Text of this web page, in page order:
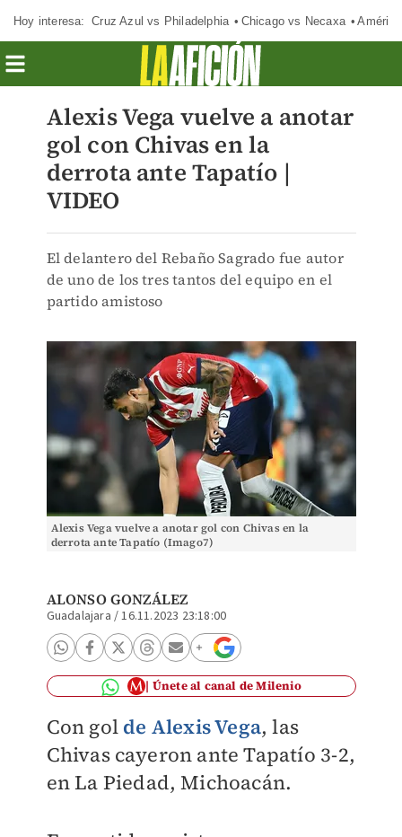
Hoy interesa: Cruz Azul vs Philadelphia Chicago vs Necaxa
Alexis Vega vuelve a anotar
gol con Chivas en la
derrota ante Tapatío |
VIDEO
El delantero del Rebaño Sagrado fue autor
de uno de los tres tantos del equipo en el
partido amistoso
Alexis Vega vuelve a anotar gol con Chivas en la
derrota ante Tapatío (Imago7)
ALONSO GONZÁLEZ
Guadalajara /16.11.2023 23:18:00
Únete al canal de Milenio
Con gol de Alexis Vega, las
Chivas cayeron ante Tapatío 3-2,
en La Piedad, Michoacán.